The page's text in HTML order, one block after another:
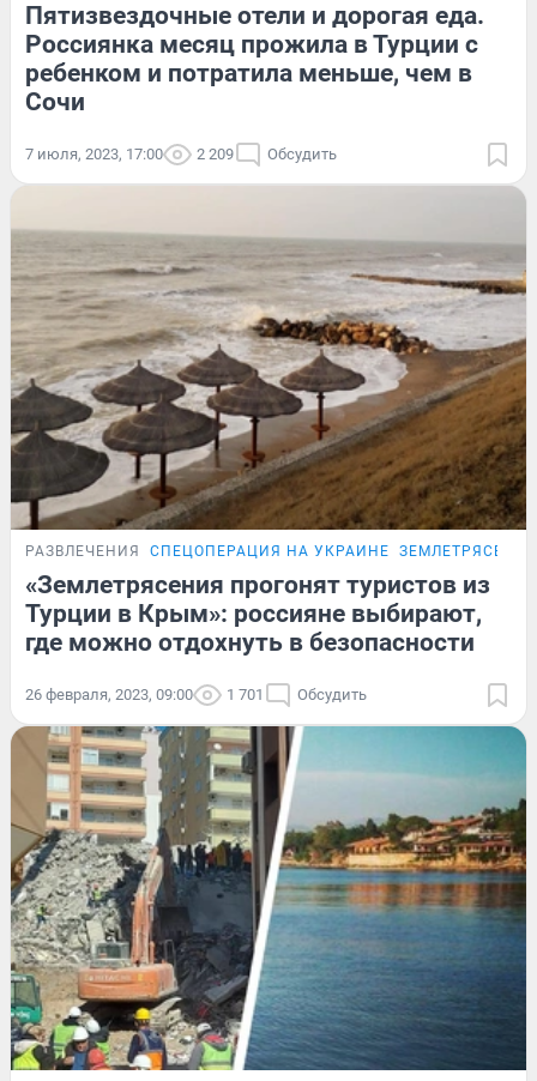
Пятизвездочные отели и дорогая еда.
Россиянка месяц прожила в Турции с
ребенком и потратила меньше, чем в
Сочи
7 июля, 2023, 17:00 2 209 Обсудить
РАЗВЛЕЧЕНИЯ СПЕЦОПЕРАЦИЯ НА УКРАИНЕ
«Землетрясения прогонят туристов из
Турции в Крым»: россияне выбирают,
где можно отдохнуть в безопасности
26 февраля, 2023, 09:00 1 701 Обсудить